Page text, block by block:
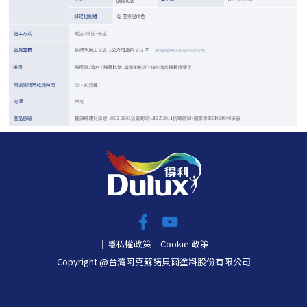
｜ 隱私權政策 ｜ Cookie 政策
Copyright @台灣阿克蘇諾貝爾塗料股份有限公司